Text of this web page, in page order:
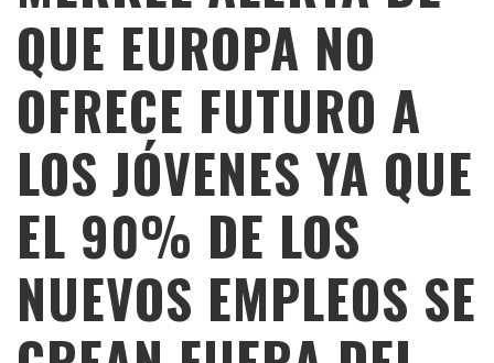
QUE EUROPA NO
OFRECE FUTURO A
LOS JÓVENES YA QUE
EL 90% DE LOS
NUEVOS EMPLEOS SE